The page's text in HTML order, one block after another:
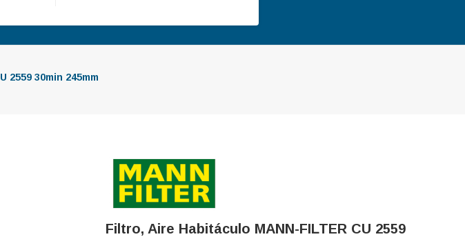
2559 30min 245mm
Filtro, Aire Habitáculo MANN-FILTER CU 2559